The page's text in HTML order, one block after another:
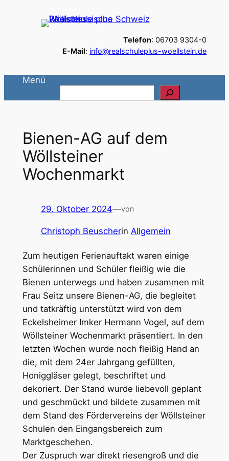
Telefon: 06703 9304-0
E-Mail: info@realschuleplus-woellstein.de
Menü
e
n
Bienen-AG auf dem
Wöllsteiner
Wochenmarkt
29. Oktober 2024—von
Christoph Beuscherin Allgemein
Zum heutigen Ferienauftakt waren einige
Schülerinnen und Schüler fleißig wie die
Bienen unterwegs und haben zusammen mit
Frau Seitz unsere Bienen-AG, die begleitet
und tatkräftig unterstützt wird von dem
Eckelsheimer Imker Hermann Vogel, auf dem
Wöllsteiner Wochenmarkt präsentiert. In den
letzten Wochen wurde noch fleißig Hand an
die, mit dem 24er Jahrgang gefüllten,
Honiggläser gelegt, beschriftet und
dekoriert. Der Stand wurde liebevoll geplant
und geschmückt und bildete zusammen mit
dem Stand des Fördervereins der Wöllsteiner
Schulen den Eingangsbereich zum
Marktgeschehen.
Der Zuspruch war direkt riesengroß und die